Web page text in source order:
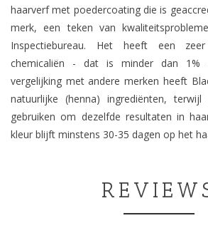
haarverf met poedercoating die is
merk, een teken van
Inspectiebureau. Het heeft een
chemicaliën - dat is minder dan 1%
vergelijking met andere merken heeft
natuurlijke (henna) ingrediënten, terwijl
gebruiken om dezelfde resultaten in
kleur blijft minstens 30-35 dagen op het